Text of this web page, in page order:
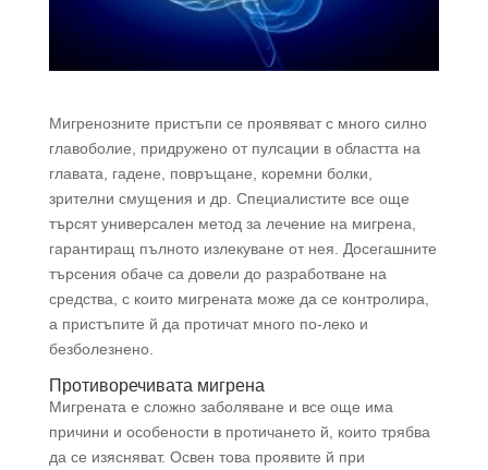
Мигренозните пристъпи се проявяват с много силно
главоболие, придружено от пулсации в областта на
главата, гадене, повръщане, коремни болки,
зрителни смущения и др. Специалистите все още
търсят универсален метод за лечение на мигрена,
гарантиращ пълното излекуване от нея. Досегашните
търсения обаче са довели до разработване на
средства, с които мигрената може да се контролира,
а пристъпите й да протичат много по-леко и
безболезнено.
Противоречивата мигрена
Мигрената е сложно заболяване и все още има
причини и особености в протичането й, които трябва
да се изясняват. Освен това проявите й при